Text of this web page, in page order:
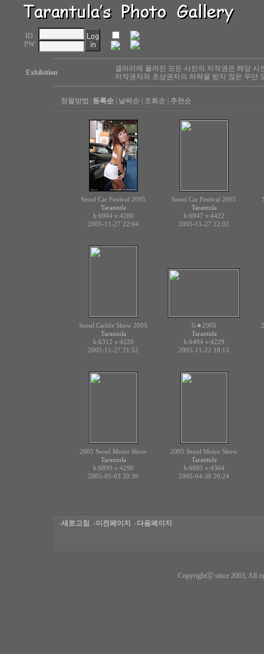
ID
PW
Exhibition
갤러리에 올려진 모든 사진의 저작권은 해당
저작권자와 초상권자의 허락을 받지 않은 무단
정렬방법: 등록순 날짜순 조회순 추천순
Seoul Car Festival 2005
Tarantula
h:6904 v:4280
2005-11-27 22:04
Seoul Car Festival 2005
Tarantula
h:6947 v:4422
2005-11-27 22:02
Seoul Carlife Show 2005
Tarantula
h:6312 v:4220
2005-11-27 21:52
G★2005
Tarantula
h:6494 v:4229
2005-11-22 18:13
2005 Seoul Motor Show
Tarantula
h:6890 v:4290
2005-05-03 20:39
2005 Seoul Motor Show
Tarantula
h:6895 v:4364
2005-04-30 20:24
-새로고침 -이전페이지 -다음페이지
Copyrightⓒ since 2003, All